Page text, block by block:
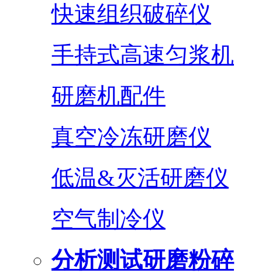
快速组织破碎仪
手持式高速匀浆机
研磨机配件
真空冷冻研磨仪
低温&灭活研磨仪
空气制冷仪
分析测试研磨粉碎